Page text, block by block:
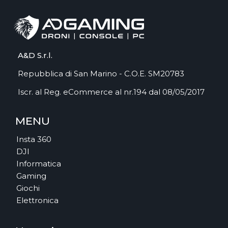
A&D S.r.l.
Repubblica di San Marino - C.O.E. SM20783
Iscr. al Reg. eCommerce al nr.194 dal 08/05/2017
MENU
Insta 360
DJI
Informatica
Gaming
Giochi
Elettronica